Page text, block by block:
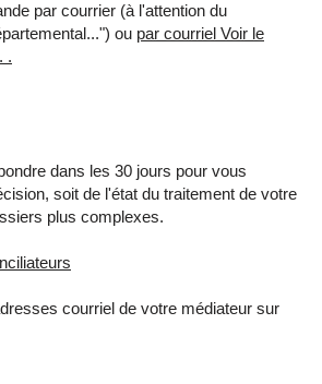
par courrier (à l'attention du
ou par courriel Voir le
.
dans les 30 jours pour vous
soit de l'état du traitement de votre
plus complexes.
courriel de votre médiateur sur